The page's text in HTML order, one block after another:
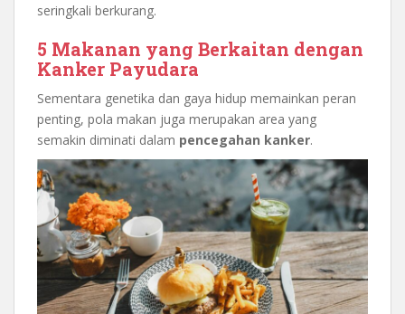
seringkali berkurang.
5 Makanan yang Berkaitan dengan
Kanker Payudara
Sementara genetika dan gaya hidup memainkan peran
penting, pola makan juga merupakan area yang
semakin diminati dalam pencegahan kanker.